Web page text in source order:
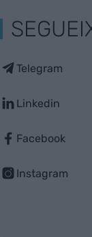
Telegram
Linkedin
Facebook
Instagram